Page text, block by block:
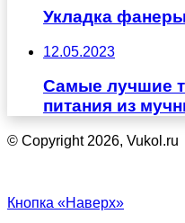
Укладка
12.05.2023
Самые лучшие
питания из
© Copyright 2026, Vukol.ru
Кнопка «Наверх»